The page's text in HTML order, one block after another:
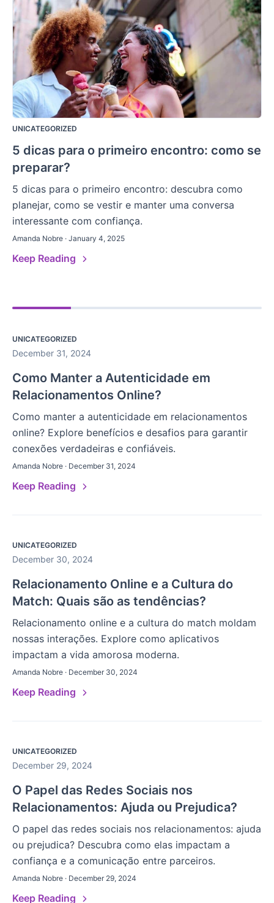
UNICATEGORIZED
5 dicas para o primeiro encontro: como se
preparar?
5 dicas para o primeiro encontro: descubra como
planejar, como se vestir e manter uma conversa
interessante com confiança.
Amanda Nobre · January 4, 2025
Keep Reading
UNICATEGORIZED
December 31, 2024
Como Manter a Autenticidade em
Relacionamentos Online?
Como manter a autenticidade em relacionamentos
online? Explore benefícios e desafios para garantir
conexões verdadeiras e confiáveis.
Amanda Nobre · December 31, 2024
Keep Reading
UNICATEGORIZED
December 30, 2024
Relacionamento Online e a Cultura do
Match: Quais são as tendências?
Relacionamento online e a cultura do match moldam
nossas interações. Explore como aplicativos
impactam a vida amorosa moderna.
Amanda Nobre · December 30, 2024
Keep Reading
UNICATEGORIZED
December 29, 2024
O Papel das Redes Sociais nos
Relacionamentos: Ajuda ou Prejudica?
O papel das redes sociais nos relacionamentos: ajuda
ou prejudica? Descubra como elas impactam a
confiança e a comunicação entre parceiros.
Amanda Nobre · December 29, 2024
Keep Reading